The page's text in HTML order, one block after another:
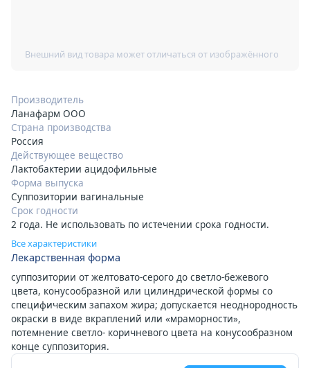
Производитель
Ланафарм ООО
Страна производства
Россия
Действующее вещество
Лактобактерии ацидофильные
Форма выпуска
Суппозитории вагинальные
Срок годности
2 года. Не использовать по истечении срока годности.
Все характеристики
Лекарственная форма
суппозитории от желтовато-серого до светло-бежевого
цвета, конусообразной или цилиндрической формы со
специфическим запахом жира; допускается неоднородность
окраски в виде вкраплений или «мраморности»,
потемнение светло- коричневого цвета на конусообразном
конце суппозитория.